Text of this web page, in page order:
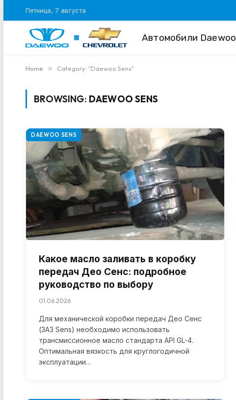
Пятница, 7 августа
Автомобили Daewoo
Home » Category: "Daewoo Sens"
BROWSING: DAEWOO SENS
DAEWOO SENS
Какое масло заливать в коробку
передач Део Сенс: подробное
руководство по выбору
01.06.2026
Для механической коробки передач Део Сенс
(ЗАЗ Sens) необходимо использовать
трансмиссионное масло стандарта API GL-4.
Оптимальная вязкость для круглогодичной
эксплуатации…